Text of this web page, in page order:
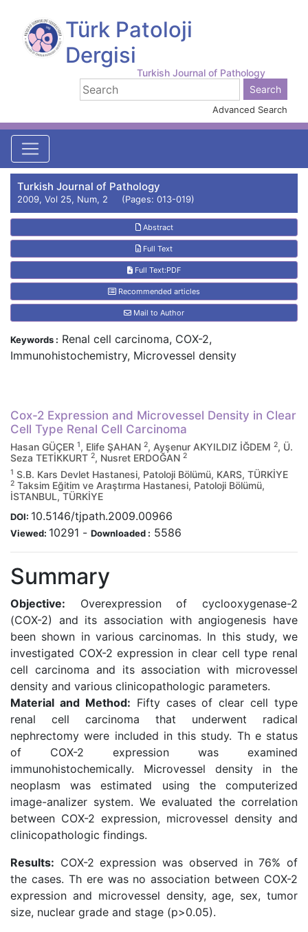
Türk Patoloji
Dergisi
Turkish Journal of Pathology
Advanced Search
Turkish Journal of Pathology
2009, Vol 25, Num, 2 (Pages: 013-019)
Abstract
Full Text
Full Text:PDF
Recommended articles
Mail to Author
Cox-2 Expression and Microvessel Density in Clear
Cell Type Renal Cell Carcinoma
Hasan GÜÇER 1, Elife ŞAHAN 2, Ayşenur AKYILDIZ İĞDEM 2, Ü.
Seza TETİKKURT 2, Nusret ERDOĞAN 2
1 S.B. Kars Devlet Hastanesi, Patoloji Bölümü, KARS, TÜRKİYE
2 Taksim Eğitim ve Araştırma Hastanesi, Patoloji Bölümü,
İSTANBUL, TÜRKİYE
DOI: 10.5146/tjpath.2009.00966
Viewed: 10291 - Downloaded : 5586
Summary
Objective: Overexpression of cyclooxygenase-2
(COX-2) and its association with angiogenesis have
been shown in various carcinomas. In this study, we
investigated COX-2 expression in clear cell type renal
cell carcinoma and its association with microvessel
density and various clinicopathologic parameters.
Material and Method: Fifty cases of clear cell type
renal cell carcinoma that underwent radical
nephrectomy were included in this study. Th e status
of COX-2 expression was examined
immunohistochemically. Microvessel density in the
neoplasm was estimated using the computerized
image-analizer system. We evaluated the correlation
between COX-2 expression, microvessel density and
clinicopathologic findings.
Results: COX-2 expression was observed in 76% of
the cases. Th ere was no association between COX-2
expression and microvessel density, age, sex, tumor
size, nuclear grade and stage (p>0.05).
Keywords : Renal cell carcinoma, COX-2,
Immunohistochemistry, Microvessel density